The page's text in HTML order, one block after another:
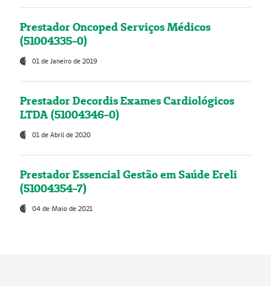
Prestador Oncoped Serviços Médicos
(51004335-0)
01 de Janeiro de 2019
Prestador Decordis Exames Cardiológicos
LTDA (51004346-0)
01 de Abril de 2020
Prestador Essencial Gestão em Saúde Ereli
(51004354-7)
04 de Maio de 2021